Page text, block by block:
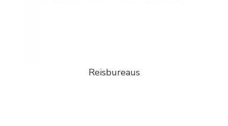
Reisbureaus